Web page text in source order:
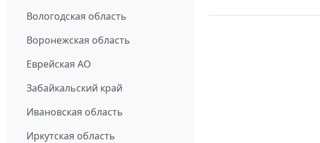
Вологодская область
Воронежская область
Еврейская АО
Забайкальский край
Ивановская область
Иркутская область